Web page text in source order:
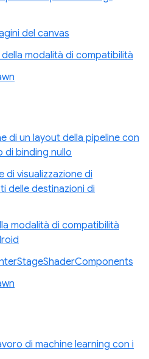
del canvas
della modalità di compatibilità
di un layout della pipeline con
di binding nullo
di visualizzazione di
delle destinazioni di
modalità di compatibilità
di machine learning con i